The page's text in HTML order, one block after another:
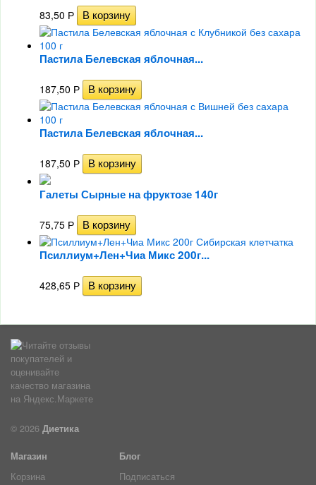
83,50 Р
Пастила Белевская яблочная...
187,50 Р
Пастила Белевская яблочная...
187,50 Р
Галеты Сырные на фруктозе 140г
75,75 Р
Псиллиум+Лен+Чиа Микс 200г...
428,65 Р
© 2026 Диетика
Магазин
Корзина
Блог
Подписаться